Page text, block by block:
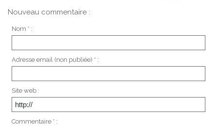
Nouveau commentaire :
Nom * :
Adresse email (non publiée) * :
Site web :
Commentaire * :